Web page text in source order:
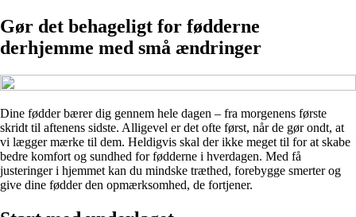
Gør det behageligt for fødderne
derhjemme med små ændringer
Dine fødder bærer dig gennem hele dagen – fra morgenens første
skridt til aftenens sidste. Alligevel er det ofte først, når de gør ondt, at
vi lægger mærke til dem. Heldigvis skal der ikke meget til for at skabe
bedre komfort og sundhed for fødderne i hverdagen. Med få
justeringer i hjemmet kan du mindske træthed, forebygge smerter og
give dine fødder den opmærksomhed, de fortjener.